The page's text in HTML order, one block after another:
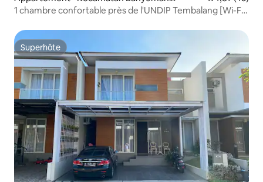
1 chambre confortable près de l'UNDIP Tembalang [Wi-Fi
Superhôte
Superhôte